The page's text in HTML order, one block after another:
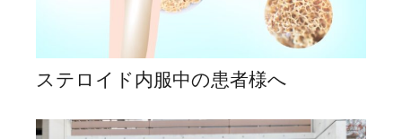
ステロイド内服中の患者様へ